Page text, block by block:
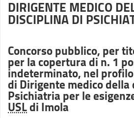
DIRIGENTE MEDICO
DISCIPLINA DI
Concorso pubblico, per
per la copertura di n. 1
indeterminato, nel
di Dirigente medico
Psichiatria per le
USLdi Imola